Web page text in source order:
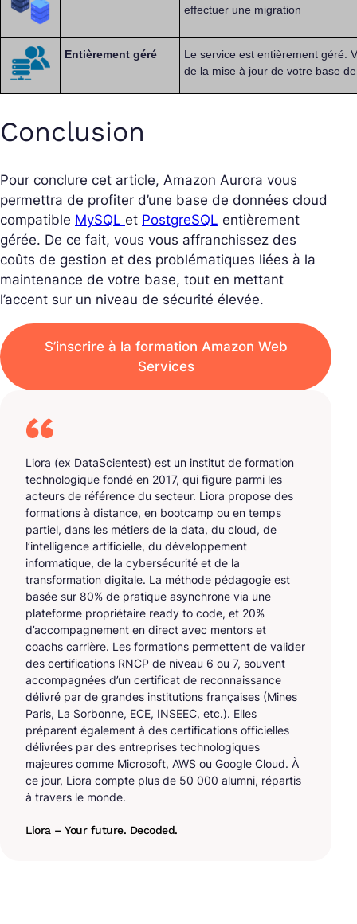
effectuer une migration
Entièrement géré
Le service est entièrement géré.
de la mise à jour de votre base
Conclusion
Pour conclure cet article, Amazon Aurora vous
permettra de profiter d’une base de données cloud
compatible MySQL et PostgreSQL entièrement
gérée. De ce fait, vous vous affranchissez des
coûts de gestion et des problématiques liées à la
maintenance de votre base, tout en mettant
l’accent sur un niveau de sécurité élevée.
S’inscrire à la formation Amazon Web
Services
Liora (ex DataScientest) est un institut de formation
technologique fondé en 2017, qui figure parmi les
acteurs de référence du secteur. Liora propose des
formations à distance, en bootcamp ou en temps
partiel, dans les métiers de la data, du cloud, de
l’intelligence artificielle, du développement
informatique, de la cybersécurité et de la
transformation digitale. La méthode pédagogie est
basée sur 80% de pratique asynchrone via une
plateforme propriétaire ready to code, et 20%
d’accompagnement en direct avec mentors et
coachs carrière. Les formations permettent de valider
des certifications RNCP de niveau 6 ou 7, souvent
accompagnées d’un certificat de reconnaissance
délivré par de grandes institutions françaises (Mines
Paris, La Sorbonne, ECE, INSEEC, etc.). Elles
préparent également à des certifications officielles
délivrées par des entreprises technologiques
majeures comme Microsoft, AWS ou Google Cloud. À
ce jour, Liora compte plus de 50 000 alumni, répartis
à travers le monde.
Liora – Your future. Decoded.